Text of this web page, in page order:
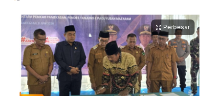
Perbesar